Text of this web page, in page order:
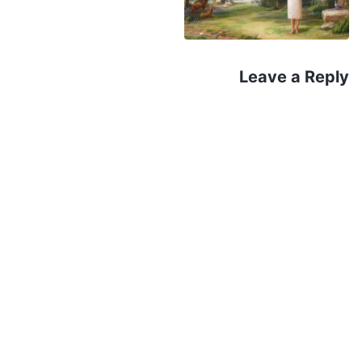
يقول البعض: "نعم!". لماذا؟ لأن جوهر الله ليس مزيَّفًا،
وجماله ليس مزيَّفًا، ولأن جوهر الله موجود بحق وليس
شيئًا أضافه الآخرون، وهو بالتأكيد ليس شيئًا يتغيَّر مع
Leave a Reply